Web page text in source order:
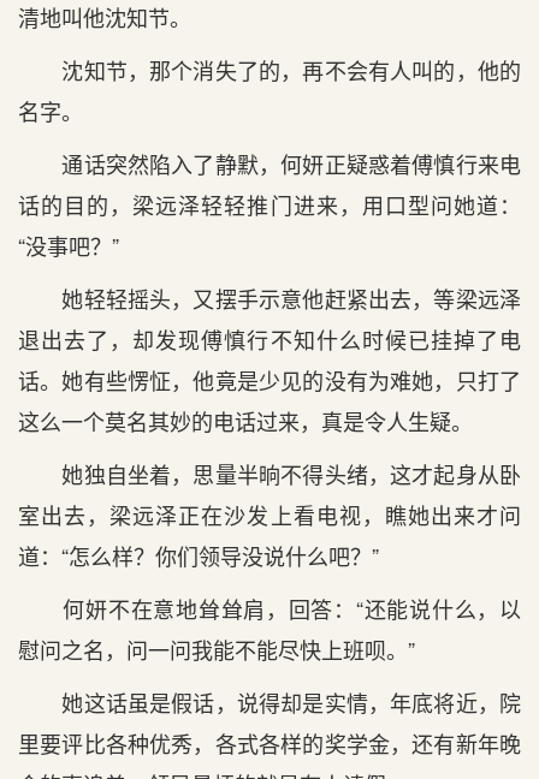
清地叫他沈知节。
沈知节，那个消失了的，再不会有人叫的，他的
名字。
通话突然陷入了静默，何妍正疑惑着傅慎行来电
话的目的，梁远泽轻轻推门进来，用口型问她道：
“没事吧？”
她轻轻摇头，又摆手示意他赶紧出去，等梁远泽
退出去了，却发现傅慎行不知什么时候已挂掉了电
话。她有些愣怔，他竟是少见的没有为难她，只打了
这么一个莫名其妙的电话过来，真是令人生疑。
她独自坐着，思量半晌不得头绪，这才起身从卧
室出去，梁远泽正在沙发上看电视，瞧她出来才问
道：“怎么样？你们领导没说什么吧？”
何妍不在意地耸耸肩，回答：“还能说什么，以
慰问之名，问一问我能不能尽快上班呗。”
她这话虽是假话，说得却是实情，年底将近，院
里要评比各种优秀，各式各样的奖学金，还有新年晚